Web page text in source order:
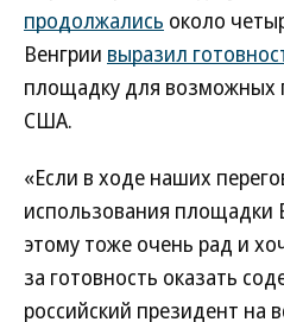
продолжались около
Венгрии выразил
площадку для возможных
США.
«Если в ходе наших
использования площадки
этому тоже очень рад и
за готовность оказать
российский президент на